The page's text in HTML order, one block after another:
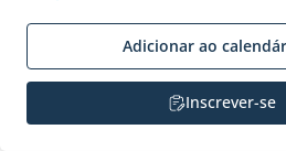
Adicionar ao
Inscrever-se